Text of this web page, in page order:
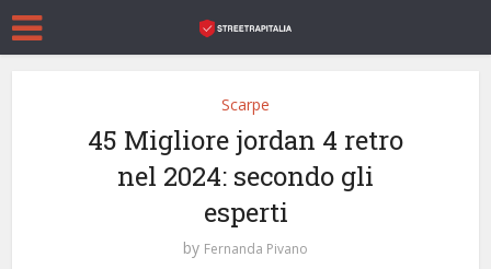
Scarpe
45 Migliore jordan 4 retro
nel 2024: secondo gli
esperti
by Fernanda Pivano